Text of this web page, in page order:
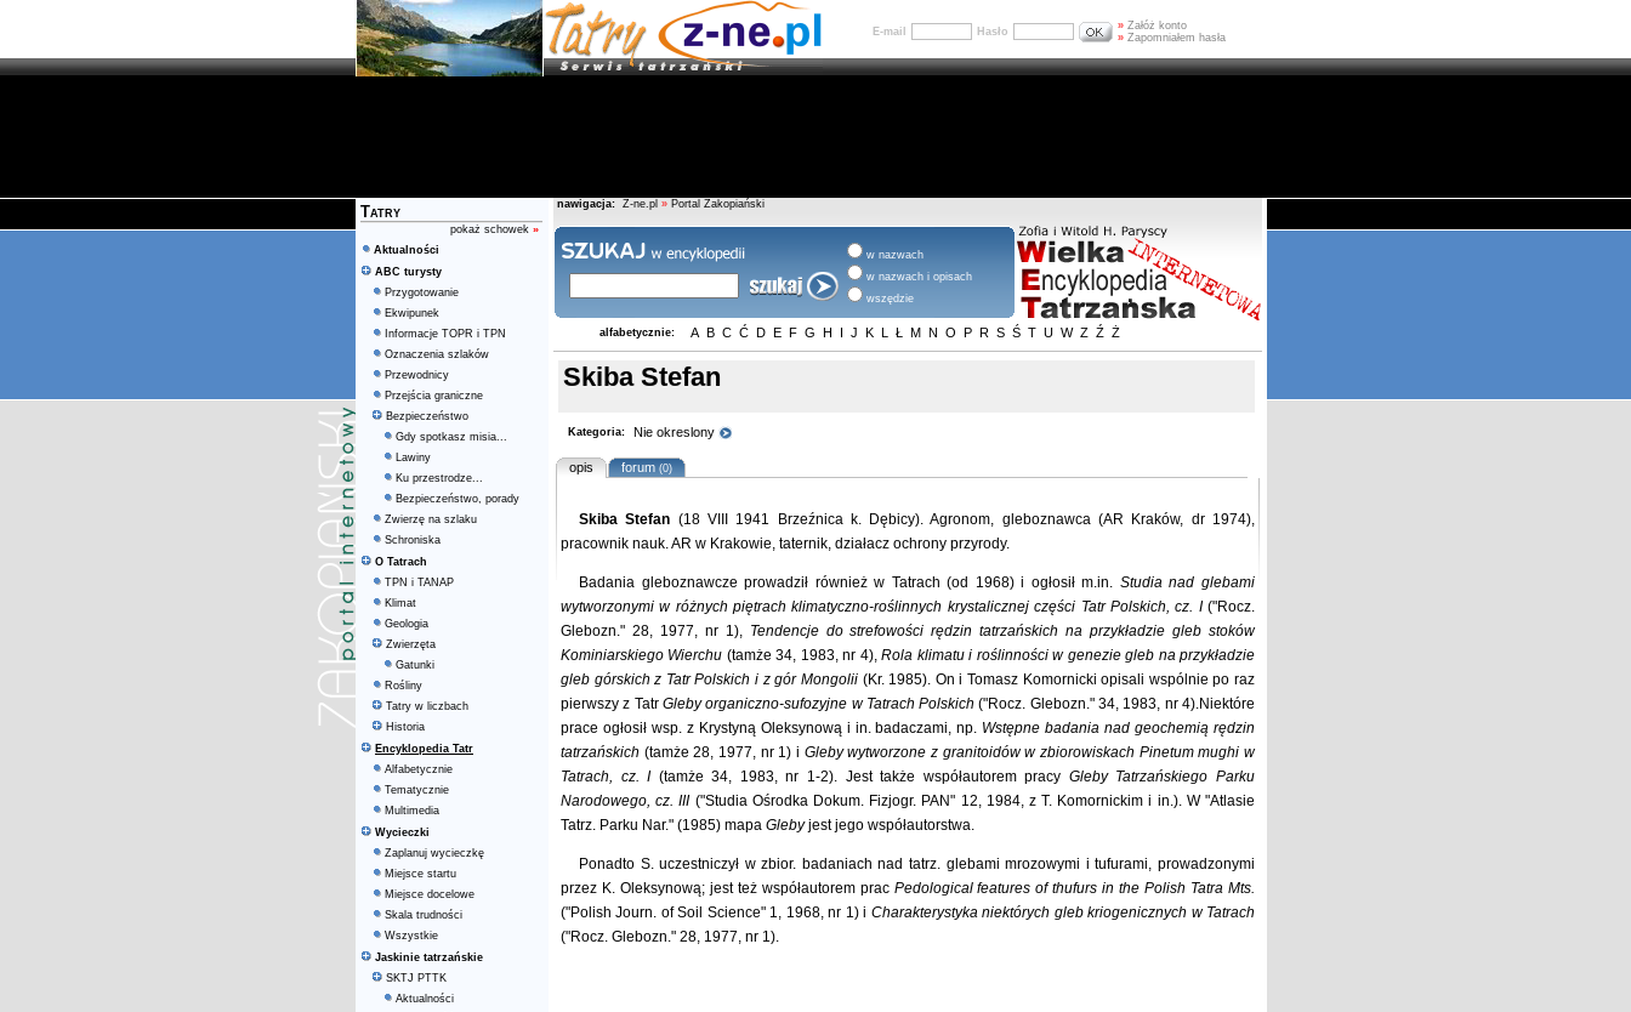
E-mail Hasło » Załóż konto
» Zapomniałem hasła
Tatry
pokaż schowek »
Aktualności
ABC turysty
Przygotowanie
Ekwipunek
Informacje TOPR i TPN
Oznaczenia szlaków
Przewodnicy
Przejścia graniczne
Bezpieczeństwo
Gdy spotkasz misia...
Lawiny
Ku przestrodze...
Bezpieczeństwo, porady
Zwierzę na szlaku
Schroniska
O Tatrach
TPN i TANAP
Klimat
Geologia
Zwierzęta
Gatunki
Rośliny
Tatry w liczbach
Historia
Encyklopedia Tatr
Alfabetycznie
Tematycznie
Multimedia
Wycieczki
Zaplanuj wycieczkę
Miejsce startu
Miejsce docelowe
Skala trudności
Wszystkie
Jaskinie tatrzańskie
SKTJ PTTK
Aktualności
nawigacja: Z-ne.pl » Portal Zakopiański
w nazwach
w nazwach i opisach
wszędzie
alfabetycznie: A B C Ć D E F G H I J K L Ł M N O P R S Ś T U W Z Ź Ż
Skiba Stefan
Kategoria: Nie okreslony
opis forum(0)
Skiba Stefan (18 VIII 1941 Brzeźnica k. Dębicy). Agronom, gleboznawca (AR Kraków, dr 1974),
pracownik nauk. AR w Krakowie, taternik, działacz ochrony przyrody.
Badania gleboznawcze prowadził również w Tatrach (od 1968) i ogłosił m.in. Studia nad glebami
wytworzonymi w różnych piętrach klimatyczno-roślinnych krystalicznej części Tatr Polskich, cz. I ("Rocz.
Glebozn." 28, 1977, nr 1), Tendencje do strefowości rędzin tatrzańskich na przykładzie gleb stoków
Kominiarskiego Wierchu (tamże 34, 1983, nr 4),Rola klimatu i roślinności w genezie gleb na przykładzie
gleb górskich z Tatr Polskich i z gór Mongolii (Kr. 1985). On i Tomasz Komornicki opisali wspólnie po raz
pierwszy z Tatr Gleby organiczno-sufozyjne w Tatrach Polskich("Rocz. Glebozn." 34, 1983, nr 4).Niektóre
prace ogłosił wsp. z Krystyną Oleksynową i in. badaczami, np. Wstępne badania nad geochemią rędzin
tatrzańskich (tamże 28, 1977, nr 1) i Gleby wytworzone z granitoidów w zbiorowiskach Pinetum mughi w
Tatrach, cz. I (tamże 34, 1983, nr 1-2). Jest także współautorem pracy Gleby Tatrzańskiego Parku
Narodowego, cz. III ("Studia Ośrodka Dokum. Fizjogr. PAN" 12, 1984, z T. Komornickim i in.). W "Atlasie
Tatrz. Parku Nar." (1985) mapa Glebyjest jego współautorstwa.
Ponadto S. uczestniczył w zbior. badaniach nad tatrz. glebami mrozowymi i tufurami, prowadzonymi
przez K. Oleksynową; jest też współautorem prac Pedological features of thufurs in the Polish Tatra Mts.
("Polish Journ. of Soil Science" 1, 1968, nr 1) i Charakterystyka niektórych gleb kriogenicznych w Tatrach
("Rocz. Glebozn." 28, 1977, nr 1).